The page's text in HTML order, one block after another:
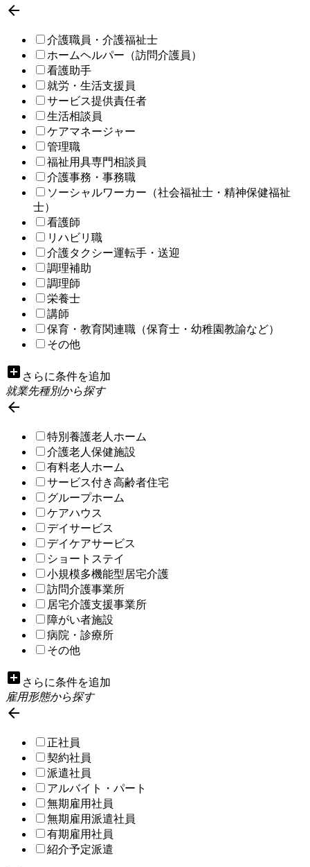

介護職員・介護福祉士
ホームヘルパー（訪問介護員）
看護助手
就労・生活支援員
サービス提供責任者
生活相談員
ケアマネージャー
管理職
福祉用具専門相談員
介護事務・事務職
ソーシャルワーカー（社会福祉士・精神保健福祉
士）
看護師
リハビリ職
介護タクシー運転手・送迎
調理補助
調理師
栄養士
講師
保育・教育関連職（保育士・幼稚園教諭など）
その他
add_box さらに条件を追加
就業先種別から探す

特別養護老人ホーム
介護老人保健施設
有料老人ホーム
サービス付き高齢者住宅
グループホーム
ケアハウス
デイサービス
デイケアサービス
ショートステイ
小規模多機能型居宅介護
訪問介護事業所
居宅介護支援事業所
障がい者施設
病院・診療所
その他
add_box さらに条件を追加
雇用形態から探す

正社員
契約社員
派遣社員
アルバイト・パート
無期雇用社員
無期雇用派遣社員
有期雇用社員
紹介予定派遣